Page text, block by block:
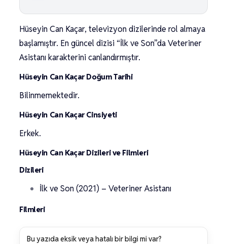
Hüseyin Can Kaçar, televizyon dizilerinde rol almaya
başlamıştır. En güncel dizisi “İlk ve Son”da Veteriner
Asistanı karakterini canlandırmıştır.
Hüseyin Can Kaçar Doğum Tarihi
Bilinmemektedir.
Hüseyin Can Kaçar Cinsiyeti
Erkek.
Hüseyin Can Kaçar Dizileri ve Filmleri
Dizileri
İlk ve Son (2021) – Veteriner Asistanı
Filmleri
Bu yazıda eksik veya hatalı bir bilgi mi var?